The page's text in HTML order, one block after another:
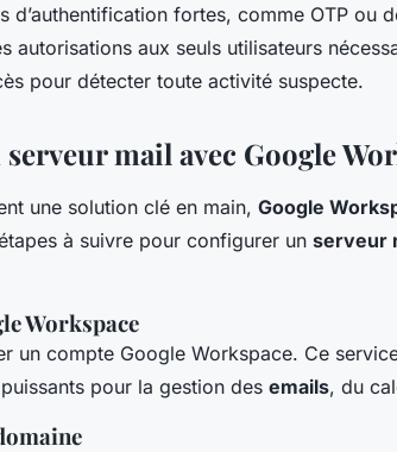
d’authentification fortes, comme OTP ou
autorisations aux seuls utilisateurs
pour détecter toute activité suspecte.
mail avec Google
une solution clé en main, Google
à suivre pour configurer un serveur
Workspace
un compte Google Workspace. Ce
pour la gestion des emails, du